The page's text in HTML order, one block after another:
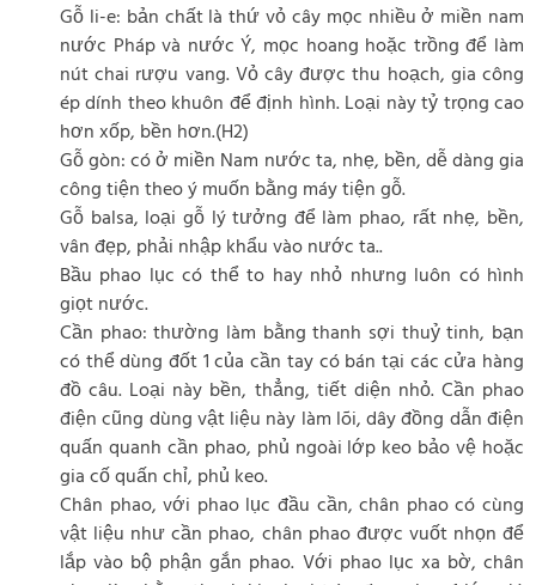
Gỗ li-e: bản chất là thứ vỏ cây mọc nhiều ở miền nam
nước Pháp và nước Ý, mọc hoang hoặc trồng để làm
nút chai rượu vang. Vỏ cây được thu hoạch, gia công
ép dính theo khuôn để định hình. Loại này tỷ trọng cao
hơn xốp, bền hơn.(H2)
Gỗ gòn: có ở miền Nam nước ta, nhẹ, bền, dễ dàng gia
công tiện theo ý muốn bằng máy tiện gỗ.
Gỗ balsa, loại gỗ lý tưởng để làm phao, rất nhẹ, bền,
vân đẹp, phải nhập khẩu vào nước ta..
Bầu phao lục có thể to hay nhỏ nhưng luôn có hình
giọt nước.
Cần phao: thường làm bằng thanh sợi thuỷ tinh, bạn
có thể dùng đốt 1 của cần tay có bán tại các cửa hàng
đồ câu. Loại này bền, thẳng, tiết diện nhỏ. Cần phao
điện cũng dùng vật liệu này làm lõi, dây đồng dẫn điện
quấn quanh cần phao, phủ ngoài lớp keo bảo vệ hoặc
gia cố quấn chỉ, phủ keo.
Chân phao, với phao lục đầu cần, chân phao có cùng
vật liệu như cần phao, chân phao được vuốt nhọn để
lắp vào bộ phận gắn phao. Với phao lục xa bờ, chân